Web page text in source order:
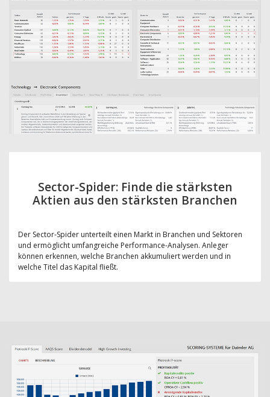
Sector-Spider: Finde die stärksten
Aktien aus den stärksten Branchen
Der Sector-Spider unterteilt einen Markt in Branchen und Sektoren
und ermöglicht umfangreiche Performance-Analysen. Anleger
können erkennen, welche Branchen akkumuliert werden und in
welche Titel das Kapital fließt.